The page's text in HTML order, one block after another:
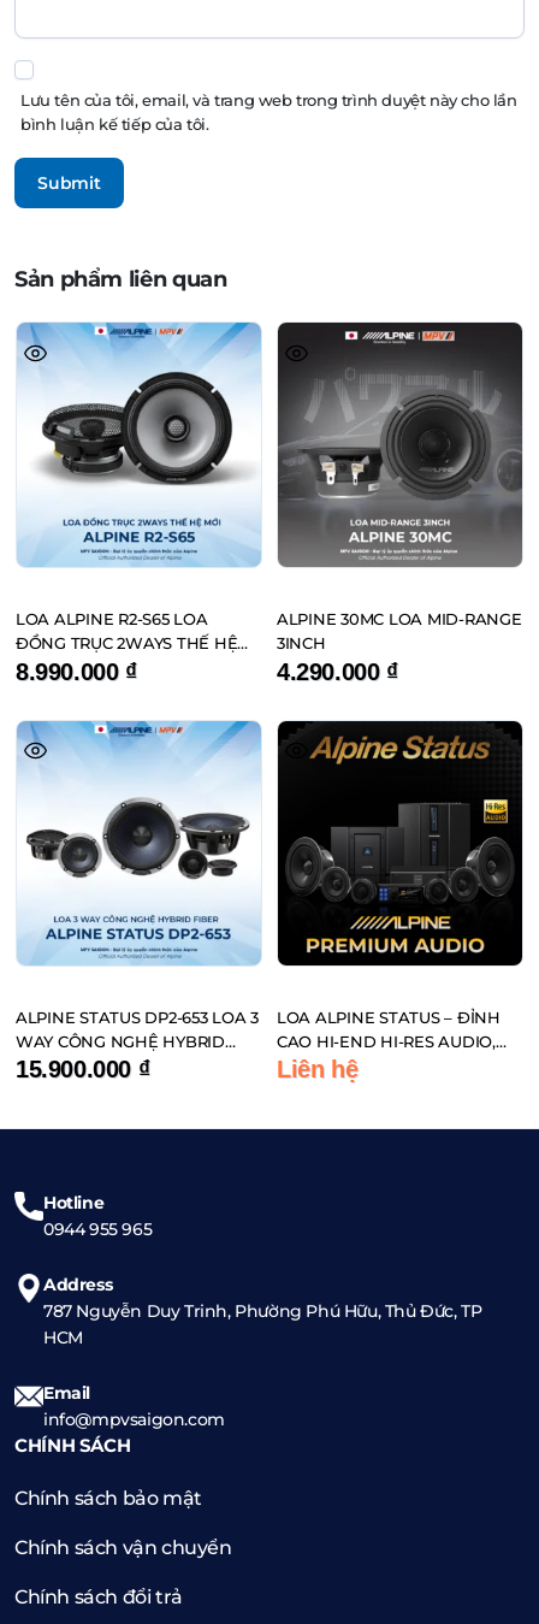
Lưu tên của tôi, email, và trang web trong trình duyệt này cho lần
bình luận kế tiếp của tôi.
Sản phẩm liên quan
LOA ALPINE R2-S65 LOA
ĐỒNG TRỤC 2WAYS THẾ HỆ
MỚI
8.990.000 ₫
ALPINE 30MC LOA MID-RANGE
3INCH
4.290.000 ₫
ALPINE STATUS DP2-653 LOA 3
WAY CÔNG NGHỆ HYBRID
FIBER ĐẾN TỪ NHẬT BẢN
15.900.000 ₫
LOA ALPINE STATUS – ĐỈNH
CAO HI-END HI-RES AUDIO,
CHUẨN PHÒNG THU TRÊN XE
Liên hệ
Hotline
0944 955 965
Address
787 Nguyễn Duy Trinh, Phường Phú Hữu, Thủ Đức, TP
HCM
Email
info@mpvsaigon.com
CHÍNH SÁCH
Chính sách bảo mật
Chính sách vận chuyển
Chính sách đổi trả